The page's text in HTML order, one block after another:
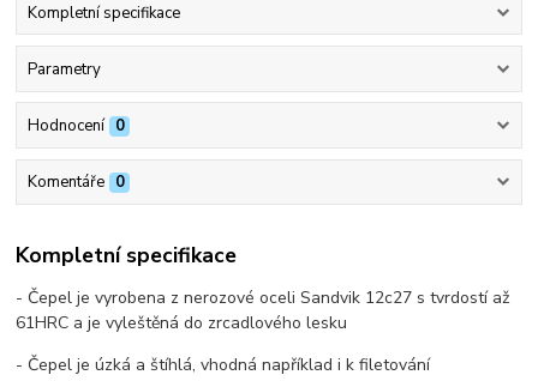
Kompletní specifikace
Parametry
Hodnocení 0
Komentáře 0
Kompletní specifikace
- Čepel je vyrobena z nerozové oceli Sandvik 12c27 s tvrdostí až
61HRC a je vyleštěná do zrcadlového lesku
- Čepel je úzká a štíhlá, vhodná například i k filetování